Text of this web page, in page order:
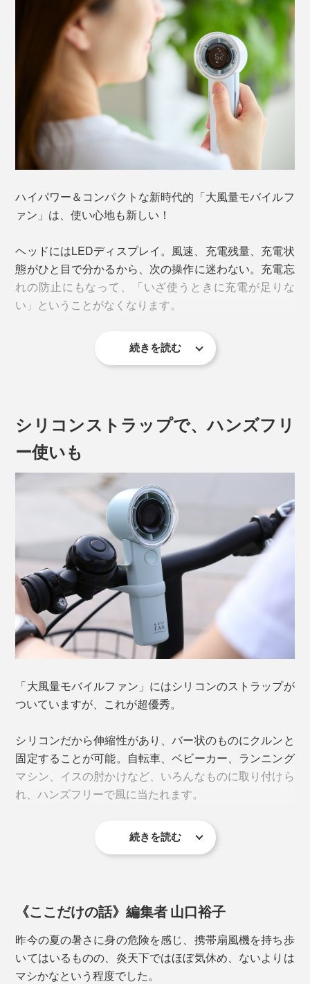
風を中心に集め、より強く遠くまで、直線的な風を送り
います。
強力な小型モーターを使うことで、羽根は小さく本体は
コンパクトに。サイズは、ファンヘッドの直径5.9cm、
の中でかさばることなく、ヘッドが小さいので出し入れ
※iPhone15で171g〜221g
「BLDCモーター」のメリットは、パワーだけでなく省
エネであること。モード１なら最大16時間使用可能、通
切れの心配なく使えると思います。
※使用時間は目安です。気温・環境などにより上下します。
ハイパワー＆コンパクトな新時代的「大風量モバイルフ
ァン」は、使い心地も新しい！
ヘッドにはLEDディスプレイ。風速、充電残量、充電状
態がひと目で分かるから、次の操作に迷わない。充電忘
れの防止にもなって、「いざ使うときに充電が足りな
い」ということがなくなります。
このLEDディスプレイは、羽隠しのカバーにもなってお
り、指を巻き込まない安全設計。内部にほこりが溜まり
にくいのもいいところです。
１. 短押しでスイッチON
スイッチを入れた時の風速は１の状態。
続きを読む
シリコンストラップで、ハンズフリ
ー使いも
「大風量モバイルファン」にはシリコンのストラップが
ついていますが、これが超優秀。
シリコンだから伸縮性があり、バー状のものにクルンと
固定することが可能。自転車、ベビーカー、ランニング
マシン、イスの肘かけなど、いろんなものに取り付けら
れ、ハンズフリーで風に当たれます。
続きを読む
《ここだけの話》編集者 山口裕子
昨今の夏の暑さに身の危険を感じ、携帯扇風機を持ち歩
いてはいるものの、炎天下ではほぼ気休め、ないよりは
マシかなという程度でした。